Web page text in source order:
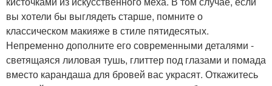
вы хотели бы выглядеть старше, помните о
классическом макияже в стиле пятидесятых.
Непременно дополните его современными деталями -
светящаяся лиловая тушь, глиттер под глазами и помада
вместо карандаша для бровей вас украсят. Откажитесь